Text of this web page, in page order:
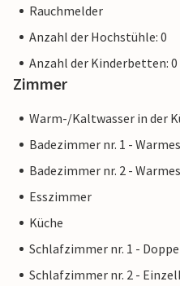
Rauchmelder
Anzahl der Hochstühle: 0
Anzahl der Kinderbetten: 0
Zimmer
Warm-/Kaltwasser in der
Badezimmer nr. 1 -
Badezimmer nr. 2 -
Esszimmer
Küche
Schlafzimmer nr. 1 -
Schlafzimmer nr. 2 -